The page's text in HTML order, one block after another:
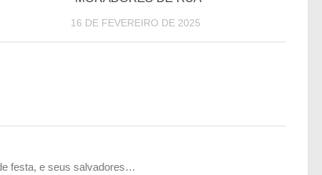
16 DE FEVEREIRO DE 2025
festa, e seus salvadores…